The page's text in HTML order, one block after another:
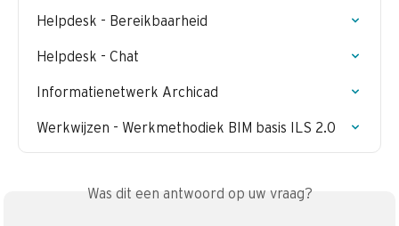
Helpdesk - Bereikbaarheid
Helpdesk - Chat
Informatienetwerk Archicad
Werkwijzen - Werkmethodiek BIM basis ILS 2.0
Was dit een antwoord op uw vraag?